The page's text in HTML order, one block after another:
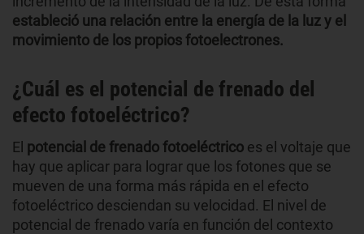
estableció una relación entre la energía de la luz y el
movimiento de los propios fotoelectrones.
¿Cuál es el potencial de frenado del
efecto fotoeléctrico?
El potencial de frenado fotoeléctrico es el voltaje que
hay que aplicar para lograr que los fotones que se
mueven de una forma más rápida en el efecto
fotoeléctrico desciendan su velocidad. El nivel de
potencial de frenado varía en función del contexto